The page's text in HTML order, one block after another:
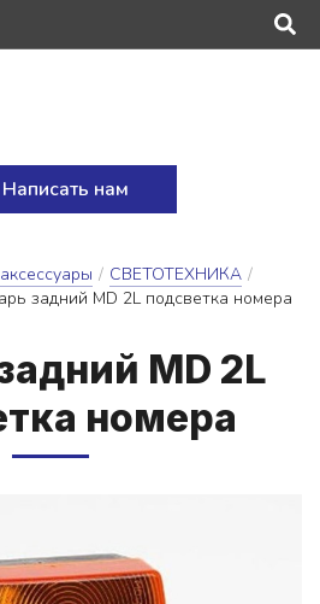
Написать нам
/ СВЕТОТЕХНИКА /
задний MD 2L подсветка номера
MD 2L
но­ме­ра